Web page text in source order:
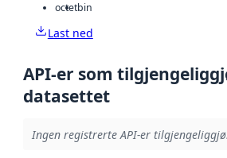
octetbin
Last ned
API-er som
datasettet
Ingen registrerte API-er